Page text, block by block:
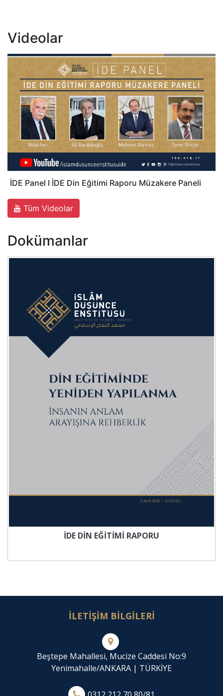
Videolar
İDE Panel I İDE Din Eğitimi Raporu Müzakere Paneli
Tüm Videolar
Dokümanlar
İDE DİN EĞİTİMİ RAPORU
İLETİŞİM BİLGİLERİ
Beştepe Mahallesi, Mucize Caddesi No:9
Yenimahalle/ANKARA | TÜRKİYE